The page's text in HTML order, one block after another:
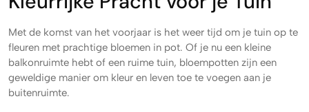
Met de komst van het voorjaar is het weer tijd om je tuin op te
fleuren met prachtige bloemen in pot. Of je nu een kleine
balkonruimte hebt of een ruime tuin, bloempotten zijn een
geweldige manier om kleur en leven toe te voegen aan je
buitenruimte.